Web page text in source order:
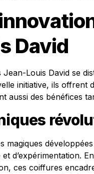
David
Jean-Louis David se
initiative, ils offrent
aussi des bénéfices
magiques
d’expérimentation.
ces coiffures